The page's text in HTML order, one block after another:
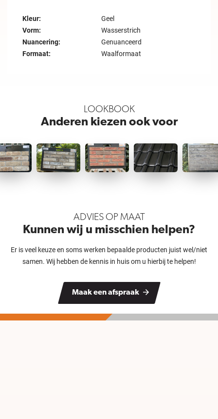
Kleur:
Geel
Vorm:
Wasserstrich
Nuancering:
Genuanceerd
Formaat:
Waalformaat
LOOKBOOK
Anderen kiezen ook voor
ADVIES OP MAAT
Kunnen wij u misschien helpen?
Er is veel keuze en soms werken bepaalde producten juist wel/niet
samen. Wij hebben de kennis in huis om u hierbij te helpen!
Maak een afspraak